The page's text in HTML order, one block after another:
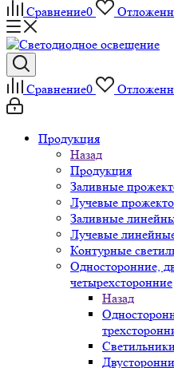
Сравнение0
Сравнение0
Продукция
Назад
Продукция
Заливные
Лучевые
Заливные
Лучевые
Контурные
Односторонние,
четырехсторонние
Назад